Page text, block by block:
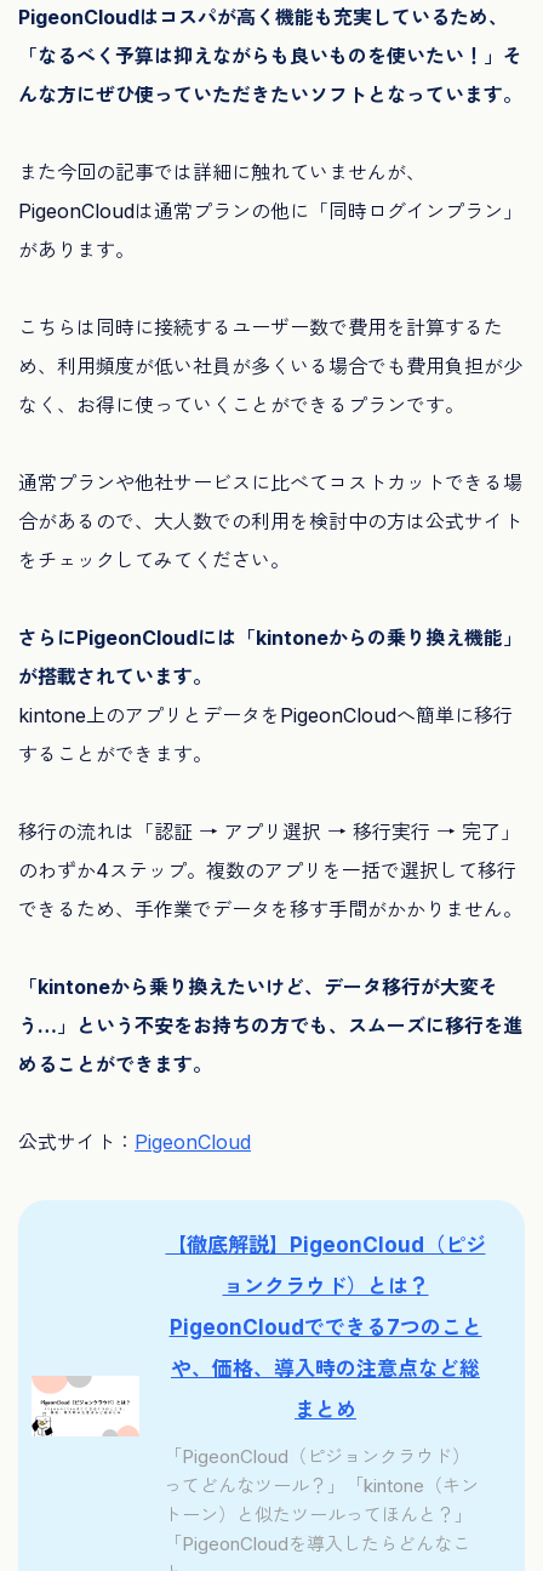
PigeonCloudはコスパが高く機能も充実しているため、
「なるべく予算は抑えながらも良いものを使いたい！」そ
んな方にぜひ使っていただきたいソフトとなっています。
また今回の記事では詳細に触れていませんが、
PigeonCloudは通常プランの他に「同時ログインプラン」
があります。
こちらは同時に接続するユーザー数で費用を計算するた
め、利用頻度が低い社員が多くいる場合でも費用負担が少
なく、お得に使っていくことができるプランです。
通常プランや他社サービスに比べてコストカットできる場
合があるので、大人数での利用を検討中の方は公式サイト
をチェックしてみてください。
さらにPigeonCloudには「kintoneからの乗り換え機能」
が搭載されています。
kintone上のアプリとデータをPigeonCloudへ簡単に移行
することができます。
移行の流れは「認証 → アプリ選択 → 移行実行 → 完了」
のわずか4ステップ。複数のアプリを一括で選択して移行
できるため、手作業でデータを移す手間がかかりません。
「kintoneから乗り換えたいけど、データ移行が大変そ
う…」という不安をお持ちの方でも、スムーズに移行を進
めることができます。
公式サイト： PigeonCloud
【徹底解説】PigeonCloud（ピジ
ョンクラウド）とは？
PigeonCloudでできる7つのこと
や、価格、導入時の注意点など総
まとめ
「PigeonCloud（ピジョンクラウド）
ってどんなツール？」「kintone（キン
トーン）と似たツールってほんと？」
「PigeonCloudを導入したらどんなこ